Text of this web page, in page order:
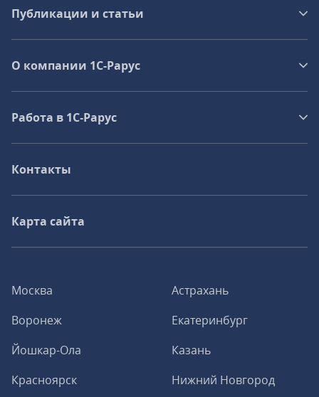
Москва
Астрахань
Воронеж
Екатеринбург
Йошкар-Ола
Казань
Красноярск
Нижний Новгород
Публикации и статьи
О компании 1C-Рарус
Работа в 1С‑Рарус
Контакты
Карта сайта